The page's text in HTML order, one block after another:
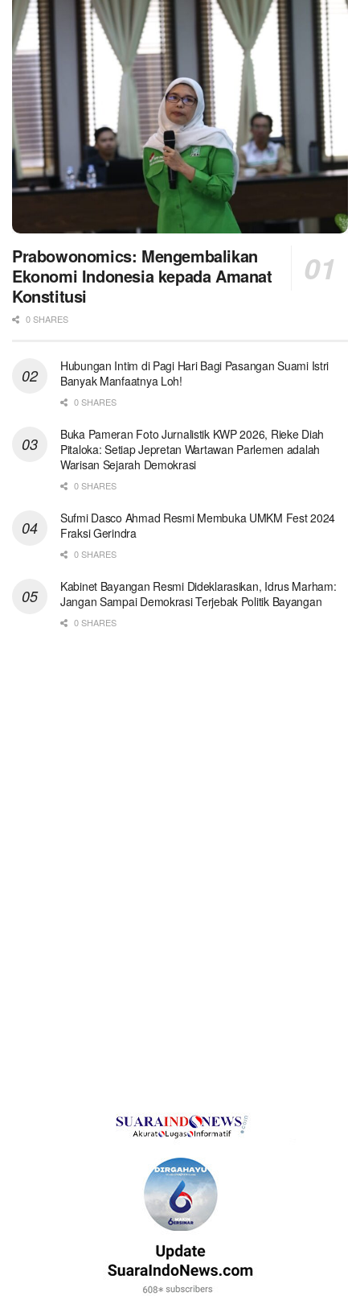
Prabowonomics: Mengembalikan
Ekonomi Indonesia kepada Amanat
Konstitusi
0 SHARES
Hubungan Intim di Pagi Hari Bagi Pasangan Suami Istri
Banyak Manfaatnya Loh!
0 SHARES
Buka Pameran Foto Jurnalistik KWP 2026, Rieke Diah
Pitaloka: Setiap Jepretan Wartawan Parlemen adalah
Warisan Sejarah Demokrasi
0 SHARES
Sufmi Dasco Ahmad Resmi Membuka UMKM Fest 2024
Fraksi Gerindra
0 SHARES
Kabinet Bayangan Resmi Dideklarasikan, Idrus Marham:
Jangan Sampai Demokrasi Terjebak Politik Bayangan
0 SHARES